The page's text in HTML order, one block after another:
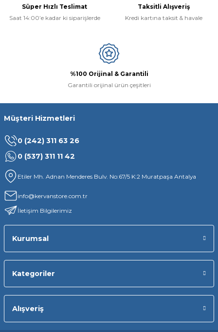
Süper Hızlı Teslimat
Saat 14:00’e kadar ki siparişlerde
Taksitli Alışveriş
Kredi kartına taksit & havale
%100 Orijinal & Garantili
Garantili orijinal ürün çeşitleri
Müşteri Hizmetleri
0 (242) 311 63 26
0 (537) 311 11 42
Etiler Mh. Adnan Menderes Bulv. No:67/5 K:2 Muratpaşa Antalya
info@kervanstore.com.tr
İletişim Bilgilerimiz
Kurumsal
Kategoriler
Alışveriş